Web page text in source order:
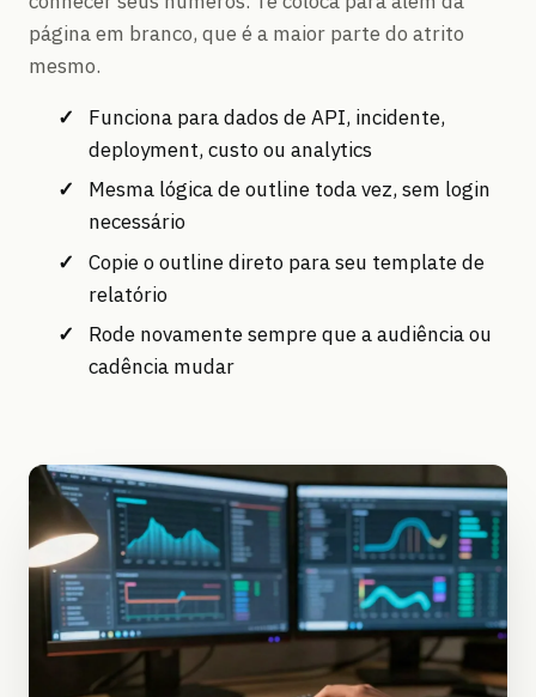
página em branco, que é a maior parte do atrito
mesmo.
Funciona para dados de API, incidente,
deployment, custo ou analytics
Mesma lógica de outline toda vez, sem login
necessário
Copie o outline direto para seu template de
relatório
Rode novamente sempre que a audiência ou
cadência mudar